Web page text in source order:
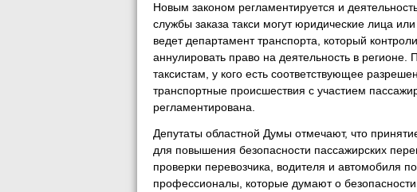
Новым законом регламентируется и
службы заказа такси могут юридические лица
ведет департамент транспорта, который
аннулировать право на деятельность в регионе.
таксистам, у кого есть соответствующее
транспортные происшествия с участием
регламентирована.
Депутаты областной Думы отмечают, что
для повышения безопасности пассажирских
проверки перевозчика, водителя и автомобиля
профессионалы, которые думают о